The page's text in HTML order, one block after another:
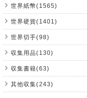
世界紙幣(1565)
世界硬貨(1401)
世界切手(98)
収集用品(130)
収集書籍(63)
其他収集(243)